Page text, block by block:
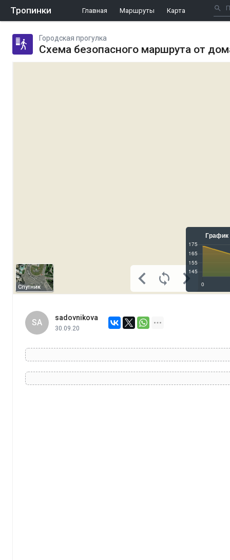
Тропинки Главная Маршруты Карта
Городская прогулка
Схема безопасного маршрута от
Спутник
SA
sadovnikova
30.09.20